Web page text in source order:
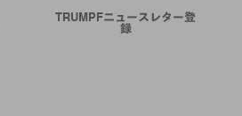
TRUMPFニュースレター登
録